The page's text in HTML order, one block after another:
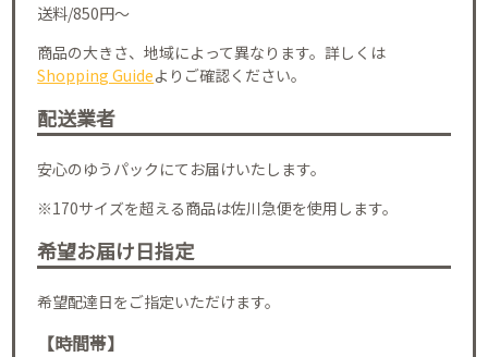
送料/850円～
商品の大きさ、地域によって異なります。詳しくは
Shopping Guideよりご確認ください。
配送業者
安心のゆうパックにてお届けいたします。
※170サイズを超える商品は佐川急便を使用します。
希望お届け日指定
希望配達日をご指定いただけます。
【時間帯】